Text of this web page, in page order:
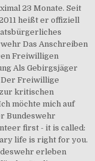
23 Monate. Seit
heißt er offiziell
Das Anschreiben
Freiwilligen
Als Gebirgsjäger
Der Freiwillige
kritischen
möchte mich auf
Bundeswehr
first - it is called:
life is right for you.
erleben